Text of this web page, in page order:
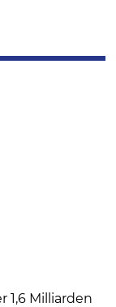
1,6 Milliarden